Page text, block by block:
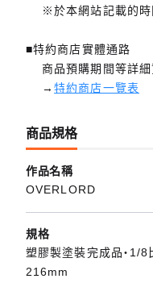
※於本網站記載的時
■特約商店實體通路
商品預購期間等詳細
→特約商店一覽表
商品規格
作品名稱
OVERLORD
規格
塑膠製塗裝完成品・1/8
216mm